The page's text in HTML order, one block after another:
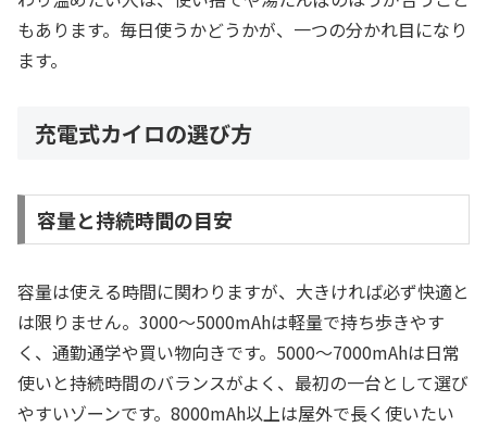
もあります。毎日使うかどうかが、一つの分かれ目になり
ます。
充電式カイロの選び方
容量と持続時間の目安
容量は使える時間に関わりますが、大きければ必ず快適と
は限りません。3000〜5000mAhは軽量で持ち歩きやす
く、通勤通学や買い物向きです。5000〜7000mAhは日常
使いと持続時間のバランスがよく、最初の一台として選び
やすいゾーンです。8000mAh以上は屋外で長く使いたい